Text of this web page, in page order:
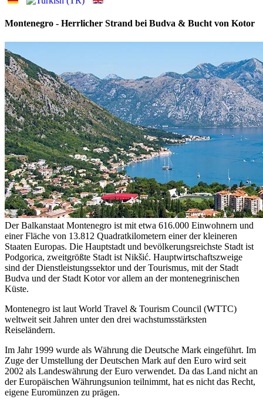
Montenegro - Herrlicher Strand bei Budva & Bucht von Kotor
Der Balkanstaat Montenegro ist mit etwa 616.000 Einwohnern und
einer Fläche von 13.812 Quadratkilometern einer der kleineren
Staaten Europas. Die Hauptstadt und bevölkerungsreichste Stadt ist
Podgorica, zweitgrößte Stadt ist Nikšić. Hauptwirtschaftszweige
sind der Dienstleistungssektor und der Tourismus, mit der Stadt
Budva und der Stadt Kotor vor allem an der montenegrinischen
Küste.
Montenegro ist laut World Travel & Tourism Council (WTTC)
weltweit seit Jahren unter den drei wachstumsstärksten
Reiseländern.
Im Jahr 1999 wurde als Währung die Deutsche Mark eingeführt. Im
Zuge der Umstellung der Deutschen Mark auf den Euro wird seit
2002 als Landeswährung der Euro verwendet. Da das Land nicht an
der Europäischen Währungsunion teilnimmt, hat es nicht das Recht,
eigene Euromünzen zu prägen.